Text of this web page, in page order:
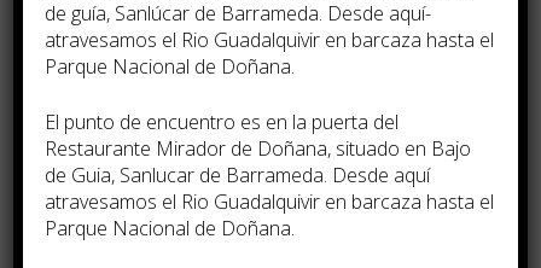
Teléfono
Evento*
de guía, Sanlúcar de Barrameda. Desde aquí­
atravesamos el Rio Guadalquivir en barcaza hasta el
Parque Nacional de Doñana.
El punto de encuentro es en la puerta del
Restaurante Mirador de Doñana, situado en Bajo
de Guia, Sanlucar de Barrameda. Desde aquí
atravesamos el Rio Guadalquivir en barcaza hasta el
Parque Nacional de Doñana.